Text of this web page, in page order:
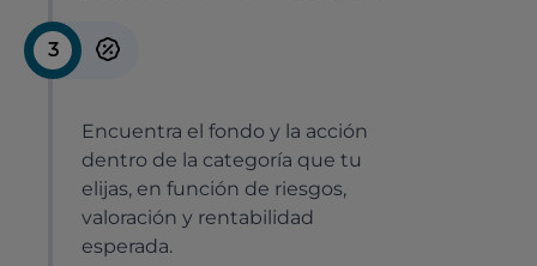
3
Encuentra el fondo y la acción
dentro de la categoría que tu
elijas, en función de riesgos,
valoración y rentabilidad
esperada.